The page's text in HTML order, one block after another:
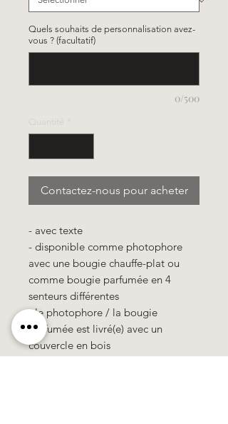
Quels souhaits de personnalisation avez-
vous ? (facultatif)
0/500
Quantité
Contactez-nous pour acheter
- avec texte
- disponible comme photophore
avec une bougie chauffe-plat ou
comme bougie parfumée en 4
senteurs différentes
- le photophore / la bougie
parfumée est livré(e) avec un
couvercle en bois